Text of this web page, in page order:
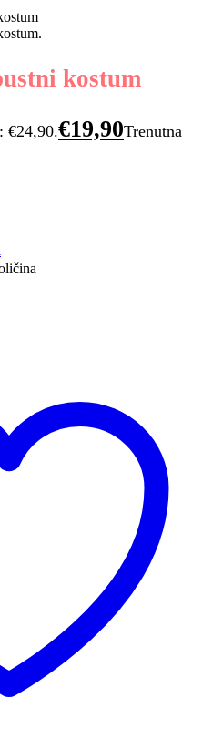
kostum
€24,90.€19,90Trenutna